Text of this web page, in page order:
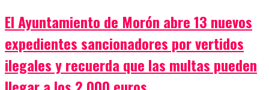
El Ayuntamiento de Morón abre 13 nuevos
expedientes sancionadores por vertidos
ilegales y recuerda que las multas pueden